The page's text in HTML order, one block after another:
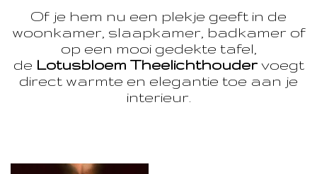
Of je hem nu een plekje geeft in de
woonkamer, slaapkamer, badkamer of
op een mooi gedekte tafel,
de Lotusbloem Theelichthoudervoegt
direct warmte en elegantie toe aan je
interieur.